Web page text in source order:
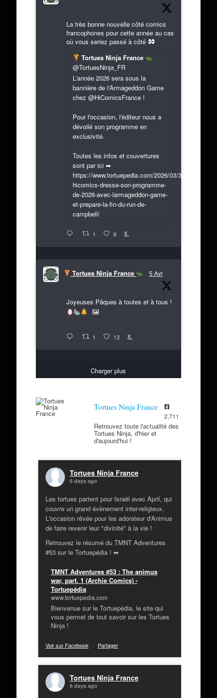
La très bonne nouvelle côté comics
francophones pour cette année au cas
où vous seriez passé à côté
Tortues Ninja France
@TortuesNinja_FR
L'année 2026 sera sous la
bannière de l'Armageddon Game
chez @HiComicsFrance !
Pour l'occasion, l'éditeur nous a
dévoilé son programme en
exclusivité.
Toutes les infos et couvertures
sont par ici ➡
https://www.tortuepedia.com/2026/03/31/exclusif-
hicomics-dresse-son-programme-
de-2026-avec-larmageddon-game-
et-prepare-la-fin-du-run-de-
campbell/
1 6 X
Tortues Ninja France 5 Avr
Joyeuses Pâques à toutes et à tous !
1 12 X
Charger plus
Tortues Ninja France
2,711
Retrouvez toute l'actualité des
Tortues Ninja, d'hier et
d'aujourd'hui !
Tortues Ninja France
6 days ago
Les tortues partent pour Israël avec April, qui
couvre un grand évènement inter-religieux.
L'occasion rêvée pour les adorateur d'Animus
de faire revenir leur "divinité" à la vie !
Retrouvez le résumé du TMNT Adventures
#53 sur le Tortuepédia ! ➡
TMNT Adventures #53 : The animus
war, part. 1 (Archie Comics) -
Tortuepédia
www.tortuepedia.com
Bienvenue sur le Tortuepédia, le site qui
vous permet de tout savoir sur les Tortues
Ninja !
Voir sur Facebook · Partager
Tortues Ninja France
6 days ago